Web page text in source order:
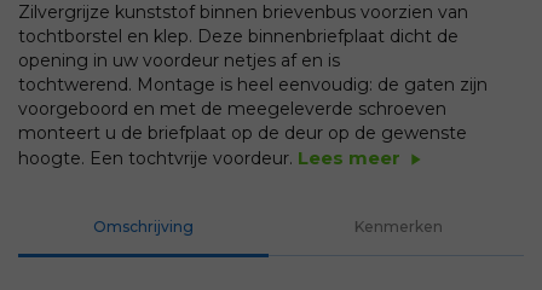
Zilvergrijze kunststof binnen brievenbus voorzien van
tochtborstel en klep. Deze binnenbriefplaat dicht de
opening in uw voordeur netjes af en is
tochtwerend. Montage is heel eenvoudig: de gaten zijn
voorgeboord en met de meegeleverde schroeven
monteert u de briefplaat op de deur op de gewenste
hoogte. Een tochtvrije voordeur. Lees meer play_arrow
Omschrijving Kenmerken